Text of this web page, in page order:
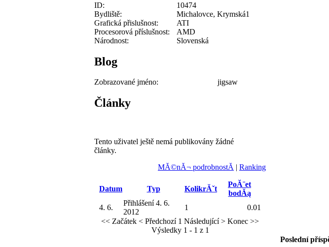
ID:
10474
Bydliště:
Michalovce, Krymská1
Grafická přislušnost:
ATI
Procesorová příslušnost:
AMD
Národnost:
Slovenská
Blog
Zobrazované jméno: jigsaw
Články
Tento uživatel ještě nemá publikovány žádné
články.
MĂ©nĂ¬ podrobnostĂ­ | Ranking
Datum Typ KolikrĂˇt
PoĂ¨et
bodĂą
4. 6.
Přihlášení 4. 6.
2012
1
0.01
<< Začátek < Předchozí 1 Následující > Konec >>
Výsledky 1 - 1 z 1
Poslední